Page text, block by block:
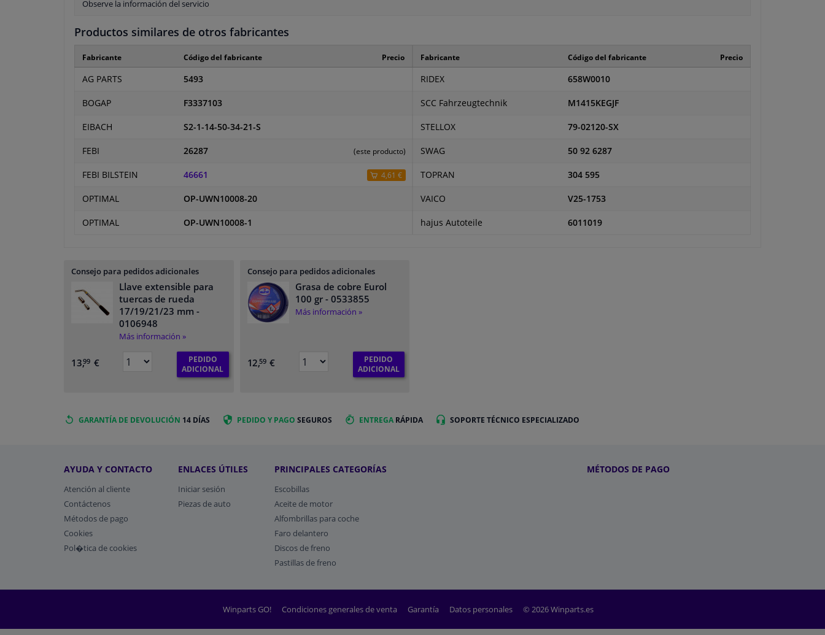
Observe la información del servicio
Productos similares de otros fabricantes
Fabricante Código del fabricante Precio
AG PARTS 5493
BOGAP F3337103
EIBACH S2-1-14-50-34-21-S
FEBI 26287 (este producto)
FEBI BILSTEIN 46661 4,61 €
OPTIMAL OP-UWN10008-20
OPTIMAL OP-UWN10008-1
Fabricante Código del fabricante Precio
RIDEX 658W0010
SCC Fahrzeugtechnik M1415KEGJF
STELLOX 79-02120-SX
SWAG 50 92 6287
TOPRAN 304 595
VAICO V25-1753
hajus Autoteile 6011019
Consejo para pedidos adicionales
Llave extensible para
tuercas de rueda
17/19/21/23 mm -
0106948
Más información »
13,99 €
PEDIDO
ADICIONAL
Consejo para pedidos adicionales
Grasa de cobre Eurol
100 gr- 0533855
Más información »
12,59 €
PEDIDO
ADICIONAL
GARANTÍA DE DEVOLUCIÓN 14 DÍAS PEDIDO Y PAGO SEGUROS ENTREGA RÁPIDA SOPORTE TÉCNICO ESPECIALIZADO
AYUDA Y CONTACTO
Atención al cliente
Contáctenos
Métodos de pago
​Cookies
Pol�tica de cookies
ENLACES ÚTILES
Iniciar sesión
Piezas de auto
PRINCIPALES CATEGORÍAS
Escobillas
Aceite de motor
Alfombrillas para coche
Faro delantero
Discos de freno
Pastillas de freno
MÉTODOS DE PAGO
Winparts GO! Condiciones generales de venta Garantía Datos personales © 2026 Winparts.es